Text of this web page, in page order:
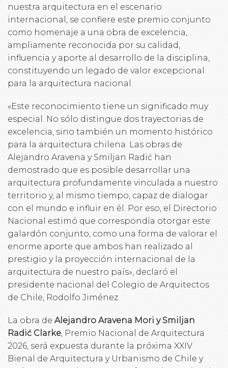
nuestra arquitectura en el escenario
internacional, se confiere este premio conjunto
como homenaje a una obra de excelencia,
ampliamente reconocida por su calidad,
influencia y aporte al desarrollo de la disciplina,
constituyendo un legado de valor excepcional
para la arquitectura nacional.
«Este reconocimiento tiene un significado muy
especial. No sólo distingue dos trayectorias de
excelencia, sino también un momento histórico
para la arquitectura chilena. Las obras de
Alejandro Aravena y Smiljan Radić han
demostrado que es posible desarrollar una
arquitectura profundamente vinculada a nuestro
territorio y, al mismo tiempo, capaz de dialogar
con el mundo e influir en él. Por eso, el Directorio
Nacional estimó que correspondía otorgar este
galardón conjunto, como una forma de valorar el
enorme aporte que ambos han realizado al
prestigio y la proyección internacional de la
arquitectura de nuestro país», declaró el
presidente nacional del Colegio de Arquitectos
de Chile, Rodolfo Jiménez.
La obra de Alejandro Aravena Mori y Smiljan
Radić Clarke, Premio Nacional de Arquitectura
2026, será expuesta durante la próxima XXIV
Bienal de Arquitectura y Urbanismo de Chile y